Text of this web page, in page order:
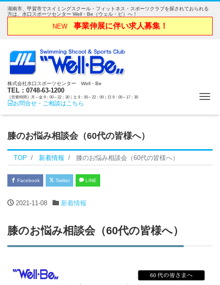
湖南市、甲賀市でスイミングスクール・フィットネス・スポーツクラブを探されておられる
方は、水口スポーツセンター Well・Be（ウェル・ビ）へ！
NEW 事業伸展に伴い求人募集！
株式会社水口スポーツセンター Well・Be
TEL：0748-63-1200
［営業時間］月～金 9：00～22：30｜土 9：00～22：00｜日 9：00～17：30
お問合せ・ご相談はこちら
膝のお悩み相談会（60代の皆様へ）
TOP 新着情報 膝のお悩み相談会（60代の皆様へ）
Facebook Twitter LINE
2021-11-08 新着情報
膝のお悩み相談会（60代の皆様へ）